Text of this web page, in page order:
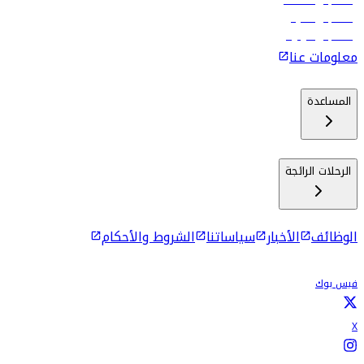
رحلات إلى ماليه
رحلات إلى كولومبو
معلومات عنا
المساعدة
الرحلات الرائجة
الوظائف الأخبار سياساتنا الشروط والأحكام
فيس بوك
X